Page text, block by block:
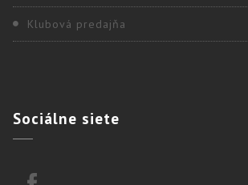
Klubová predajňa
Sociálne siete